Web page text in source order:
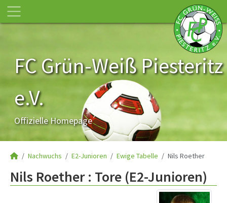
FC Grün-Weiß Piesteritz
e.V.
Offizielle Homepage
Nachwuchs E2-Junioren Ewige Tabelle Nils Roether
Nils Roether : Tore (E2-Junioren)